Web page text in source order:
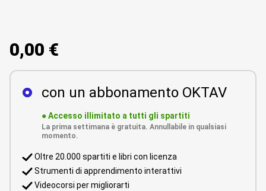
0,00 €
con un abbonamento OKTAV
●Accesso illimitato a tutti gli spartiti
La prima settimana è gratuita. Annullabile in qualsiasi
momento.
Oltre 20.000 spartiti e libri con licenza
Strumenti di apprendimento interattivi
Videocorsi per migliorarti